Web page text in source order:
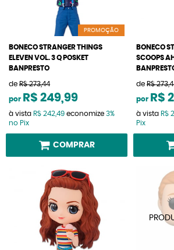
PROMOÇÃO
BONECO STRANGER THINGS
ELEVEN VOL. 3 Q POSKET
BANPRESTO
de R$ 273,44
por R$ 249,99
à vista R$ 242,49 economize 3%
no Pix
COMPRAR
BONECO
SCOOPS
de R$
por R$
à vista R$
Pix